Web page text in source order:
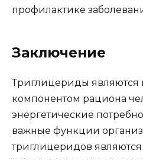
профилактике
Заключение
Триглицериды
компонентом рациона
энергетические
важные функции
триглицеридов